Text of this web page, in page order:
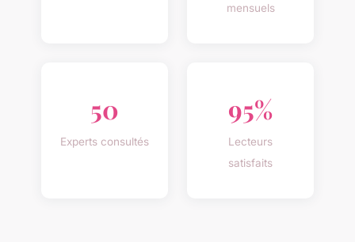
mensuels
50
Experts consultés
95%
Lecteurs
satisfaits